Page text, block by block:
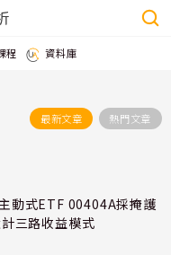
程 資料庫
最新文章 熱門文章
動式ETF 00404A採掩護
三路收益模式